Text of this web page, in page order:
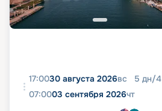
17:0030 августа 2026вс 5 дн/4
07:0003 сентября 2026чт